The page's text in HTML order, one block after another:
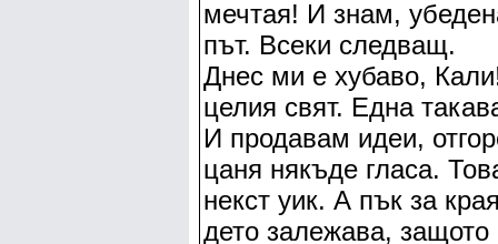
мечтая! И знам,
път. Всеки следващ.
Днес ми е хубаво,
целия свят. Една
И продавам идеи,
цаня някъде гласа.
некст уик. А пък за
дето залежава,